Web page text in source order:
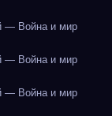
— Война и мир
— Война и мир
— Война и мир